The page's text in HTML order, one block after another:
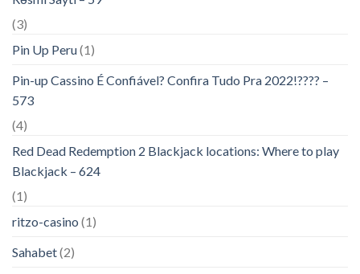
(3)
Pin Up Peru(1)
Pin-up Cassino É Confiável? Confira Tudo Pra 2022!???? –
573
(4)
Red Dead Redemption 2 Blackjack locations: Where to play
Blackjack – 624
(1)
ritzo-casino (1)
Sahabet(2)